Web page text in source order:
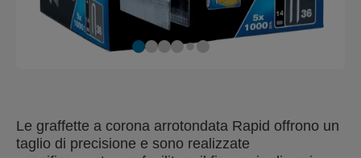
Le graffette a corona arrotondata Rapid offrono un
taglio di precisione e sono realizzate